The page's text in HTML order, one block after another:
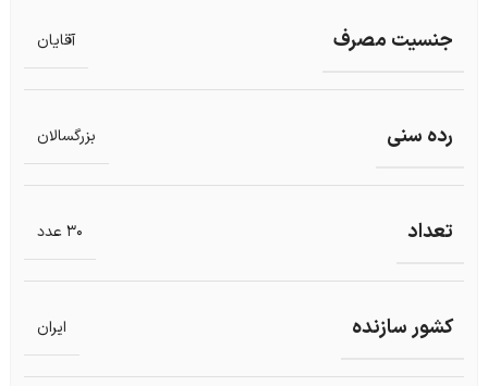
جنسیت مصرف آقایان
رده سنی بزرگسالان
تعداد 30 عدد
کشور سازنده ایران